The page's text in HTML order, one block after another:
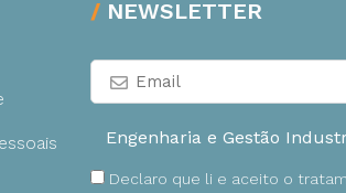
NEWSLETTER
Declaro que li e aceito o